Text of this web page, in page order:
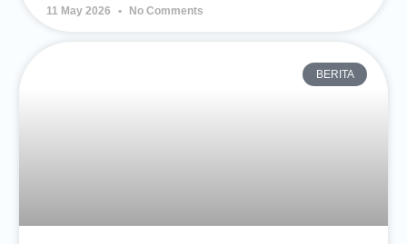
11 May 2026 No Comments
BERITA